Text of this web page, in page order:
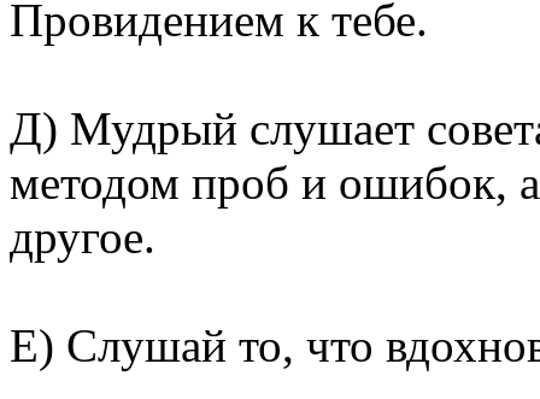
Провидением к тебе.
Д) Мудрый слушает
методом проб и ошибок,
другое.
Е) Слушай то, что